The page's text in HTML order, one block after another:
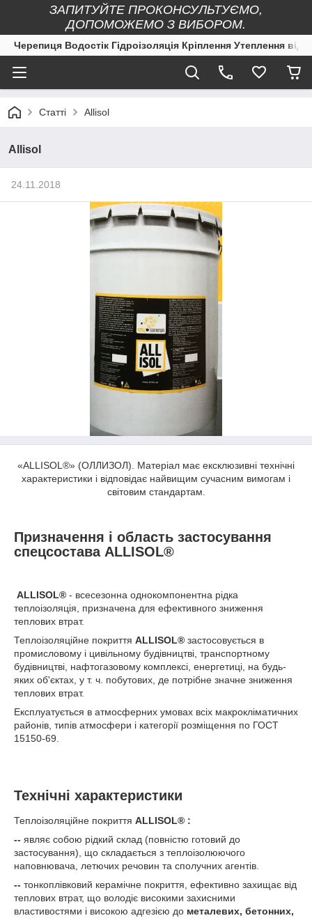
ЗАПИТУЙТЕ ПРОКОНСУЛЬТУЄМО,
ДОПОМОЖЕМО З ВИБОРОМ.
Черепиця Водостік Гідроізоляція Кріплення Утеплення
Статті Allisol
Allisol
24.11.2018
«ALLISOL ®» (ОЛЛИЗОЛ). Матеріал має ексклюзивні технічні
характеристики і відповідає найвищим сучасним вимогам і
світовим стандартам.
Призначення і область застосування
спецсостава ALLISOL®
ALLISOL® - всесезонна однокомпонентна рідка
теплоізоляція, призначена для ефективного зниження
теплових втрат.
Теплоізоляційне покриття ALLISOL® застосовується в
промисловому і цивільному будівництві, транспортному
будівництві, нафтогазовому комплексі, енергетиці, на будь-
яких об'єктах, у т. ч. побутових, де потрібне значне зниження
теплових втрат.
Експлуатується в атмосферних умовах всіх макрокліматичних
районів, типів атмосфери і категорії розміщення по ГОСТ
15150-69.
Технічні характеристики
Теплоізоляційне покриття ALLISOL® :
-- являє собою рідкий склад (повністю готовий до
застосування), що складається з теплоізолюючого
наповнювача, летючих речовин та сполучних агентів.
-- тонкоплівковий керамічне покриття, ефективно захищає від
теплових втрат, що володіє високими захисними
властивостями і високою адгезією до металевих, бетонних,